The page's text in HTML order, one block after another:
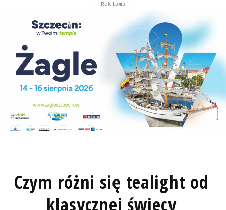
Autopromocja
Reklama
Czym różni się tealight od
klasycznej świecy